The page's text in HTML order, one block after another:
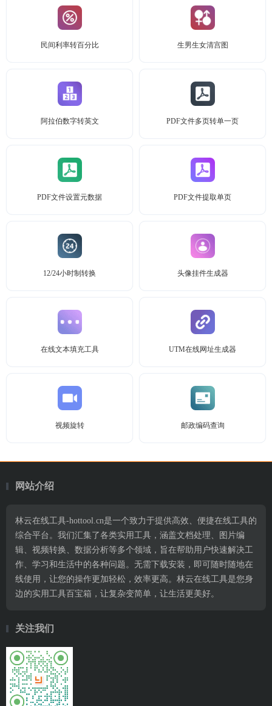
民间利率转百分比 生男生女清宫图
阿拉伯数字转英文 PDF文件多页转单一页
PDF文件设置元数据 PDF文件提取单页
12/24小时制转换 头像挂件生成器
在线文本填充工具 UTM在线网址生成器
视频旋转 邮政编码查询
网站介绍
林云在线工具-hottool.cn是一个致力于提供高效、便捷在线工具的
综合平台。我们汇集了各类实用工具，涵盖文档处理、图片编
辑、视频转换、数据分析等多个领域，旨在帮助用户快速解决工
作、学习和生活中的各种问题。无需下载安装，即可随时随地在
线使用，让您的操作更加轻松，效率更高。林云在线工具是您身
边的实用工具百宝箱，让复杂变简单，让生活更美好。
关注我们